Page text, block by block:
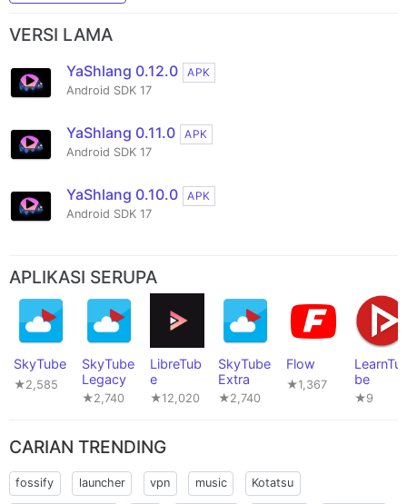
VERSI LAMA
YaShlang 0.12.0
APK
Android SDK 17
YaShlang 0.11.0
APK
Android SDK 17
YaShlang 0.10.0
APK
Android SDK 17
APLIKASI SERUPA
SkyTube
★2,585
SkyTube
Legacy
★2,740
LibreTub
e
★12,020
SkyTube
Extra
★2,740
Flow
★1,367
LearnTu
be
★9
CARIAN TRENDING
fossify launcher vpn music Kotatsu